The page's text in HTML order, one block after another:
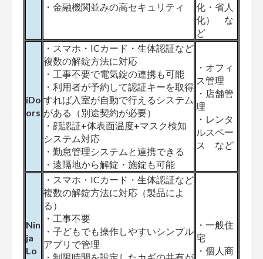
・金融機関並みの高セキュリティ
化・省人
化） な
ど
iDo
ors
・スマホ・ICカード・生体認証など
複数の解錠方法に対応
・工事不要で電気錠の連携も可能
・利用者が予約して認証キーを取得
すれば入室が自動で行えるシステム
がある（別途契約が必要）
・顔認証+体表面温度+マスク検知
システム対応
・勤怠管理システムと連携できる
・遠隔地から解錠・施錠も可能
・オフィ
ス管理
・店舗管
理
・レンタ
ルスペー
ス など
Nin
ja
Lo
・スマホ・ICカード・生体認証など
複数の解錠方法に対応（製品によ
る）
・工事不要
・子どもでも操作しやすいシンプル
アプリで管理
・制限時間を設定したカギの共有が
・一般住
宅
・個人商